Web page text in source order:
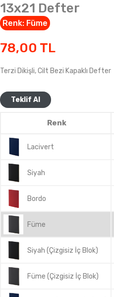
13x21 Defter
Renk: Füme
78,00 TL
Terzi Dikişli, Cilt Bezi Kapaklı Defter
Teklif Al
Renk
Lacivert
Siyah
Bordo
Füme
Siyah (Çizgisiz İç Blok)
Füme (Çizgisiz İç Blok)